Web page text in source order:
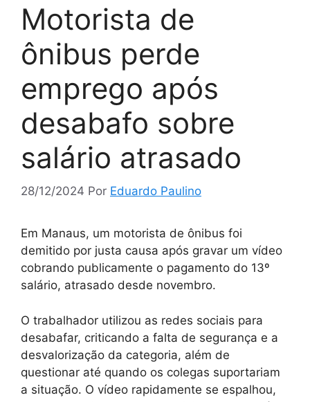
Motorista de
ônibus perde
emprego após
desabafo sobre
salário atrasado
28/12/2024 Por Eduardo Paulino
Em Manaus, um motorista de ônibus foi
demitido por justa causa após gravar um vídeo
cobrando publicamente o pagamento do 13º
salário, atrasado desde novembro.
O trabalhador utilizou as redes sociais para
desabafar, criticando a falta de segurança e a
desvalorização da categoria, além de
questionar até quando os colegas suportariam
a situação. O vídeo rapidamente se espalhou,